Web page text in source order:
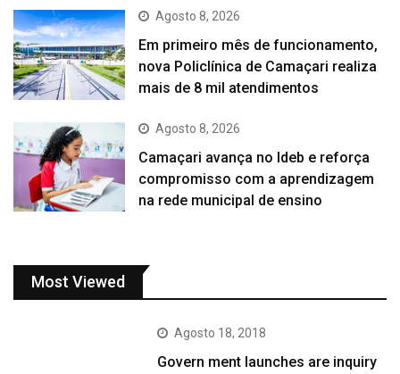
Agosto 8, 2026
Em primeiro mês de funcionamento,
nova Policlínica de Camaçari realiza
mais de 8 mil atendimentos
Agosto 8, 2026
Camaçari avança no Ideb e reforça
compromisso com a aprendizagem
na rede municipal de ensino
Most Viewed
Agosto 18, 2018
Govern ment launches are inquiry